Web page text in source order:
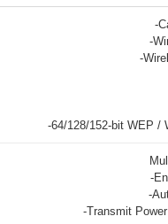
-
-
-
-64/128/152-bit WEP /
-
-
-Transmit